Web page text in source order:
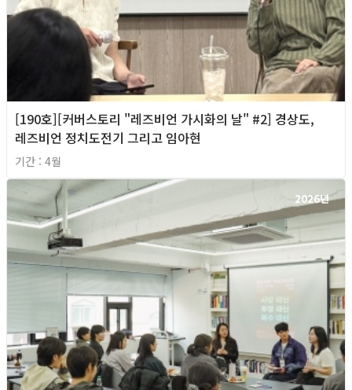
[190호][커버스토리 "레즈비언 가시화의 날" #2] 경상도,
레즈비언 정치도전기 그리고 임아현
기간 : 4월
2026년